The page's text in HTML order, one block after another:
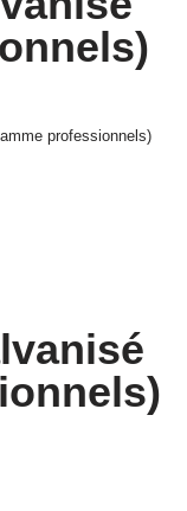
professionnels)